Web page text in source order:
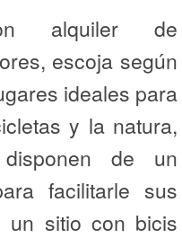
alquiler de
escoja según
ideales para
y la natura,
disponen de un
facilitarle sus
un sitio con bicis